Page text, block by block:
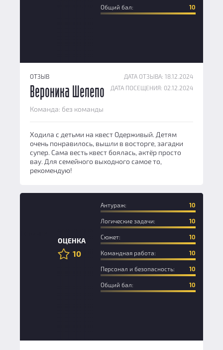
Общий бал: 10
ОТЗЫВ
ДАТА ОТЗЫВА: 18.12.2024
ДАТА ПОСЕЩЕНИЯ: 02.12.2024
Вероника Шелепо
Команда: без команды
Ходила с детьми на квест Одерживый. Детям
очень понравилось, вышли в восторге, загадки
супер. Сама весть квест боялась, актёр просто
вау. Для семейного выходного самое то,
рекомендую!
ОЦЕНКА
10
Антураж: 10
Логические задачи: 10
Сюжет: 10
Командная работа: 10
Персонал и безопасность: 10
Общий бал: 10